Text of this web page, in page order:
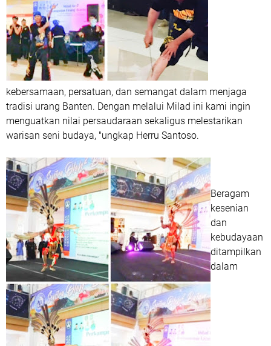
kebersamaan, persatuan, dan semangat dalam menjaga
tradisi urang Banten. Dengan melalui Milad ini kami ingin
menguatkan nilai persaudaraan sekaligus melestarikan
warisan seni budaya, "ungkap Herru Santoso.
Beragam
kesenian
dan
kebudayaan
ditampilkan
dalam